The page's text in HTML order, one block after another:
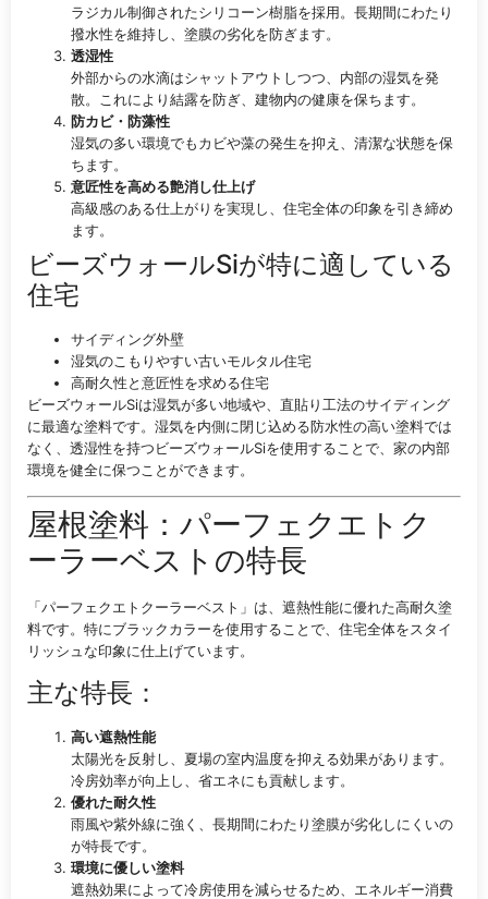
ラジカル制御されたシリコーン樹脂を採用。長期間にわたり
撥水性を維持し、塗膜の劣化を防ぎます。
透湿性
外部からの水滴はシャットアウトしつつ、内部の湿気を発
散。これにより結露を防ぎ、建物内の健康を保ちます。
防カビ・防藻性
湿気の多い環境でもカビや藻の発生を抑え、清潔な状態を保
ちます。
意匠性を高める艶消し仕上げ
高級感のある仕上がりを実現し、住宅全体の印象を引き締め
ます。
ビーズウォールSiが特に適している
住宅
サイディング外壁
湿気のこもりやすい古いモルタル住宅
高耐久性と意匠性を求める住宅
ビーズウォールSiは湿気が多い地域や、直貼り工法のサイディング
に最適な塗料です。湿気を内側に閉じ込める防水性の高い塗料では
なく、透湿性を持つビーズウォールSiを使用することで、家の内部
環境を健全に保つことができます。
屋根塗料：パーフェクエトク
ーラーベストの特長
「パーフェクエトクーラーベスト」は、遮熱性能に優れた高耐久塗
料です。特にブラックカラーを使用することで、住宅全体をスタイ
リッシュな印象に仕上げています。
主な特長：
高い遮熱性能
太陽光を反射し、夏場の室内温度を抑える効果があります。
冷房効率が向上し、省エネにも貢献します。
優れた耐久性
雨風や紫外線に強く、長期間にわたり塗膜が劣化しにくいの
が特長です。
環境に優しい塗料
遮熱効果によって冷房使用を減らせるため、エネルギー消費